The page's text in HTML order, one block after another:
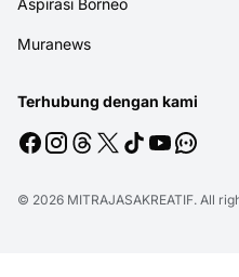
Muranews
Terhubung dengan kami
© 2026 MITRAJASAKREATIF. All